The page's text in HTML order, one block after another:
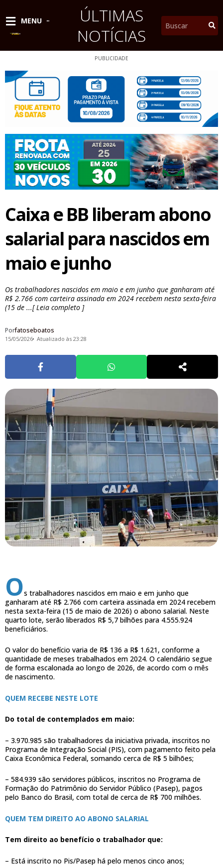
conteúdo
MENU
ÚLTIMAS
NOTÍCIAS
Pesquisar
PUBLICIDADE
Caixa e BB liberam abono
salarial para nascidos em
maio e junho
Os trabalhadores nascidos em maio e em junho que ganharam até
R$ 2.766 com carteira assinada em 2024 recebem nesta sexta-feira
(15 de ...[ Leia completo ]
Porfatoseboatos
15/05/2026 Atualizado às 23:28
Os trabalhadores nascidos em maio e em junho que
ganharam até R$ 2.766 com carteira assinada em 2024 recebem
nesta sexta-feira (15 de maio de 2026) o abono salarial. Neste
quarto lote, serão liberados R$ 5,7 bilhões para 4.555.924
beneficiários.
O valor do benefício varia de R$ 136 a R$ 1.621, conforme a
quantidade de meses trabalhados em 2024. O calendário segue
de forma escalonada ao longo de 2026, de acordo com o mês
de nascimento.
QUEM RECEBE NESTE LOTE
Do total de contemplados em maio:
– 3.970.985 são trabalhadores da iniciativa privada, inscritos no
Programa de Integração Social (PIS), com pagamento feito pela
Caixa Econômica Federal, somando cerca de R$ 5 bilhões;
– 584.939 são servidores públicos, inscritos no Programa de
Formação do Patrimônio do Servidor Público (Pasep), pagos
pelo Banco do Brasil, com total de cerca de R$ 700 milhões.
QUEM TEM DIREITO AO ABONO SALARIAL
Tem direito ao benefício o trabalhador que:
– Está inscrito no Pis/Pasep há pelo menos cinco anos;